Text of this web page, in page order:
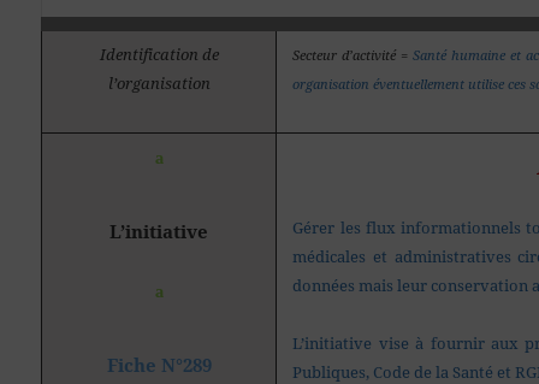
Identification de
l’organisation
Secteur d’activité =Santé humaine et
organisation éventuellement utilise ces
ª
L’initiative
ª
Fiche N°289
Gérer les flux informationnels
médicales et administratives
données mais leur conservation
L’initiative vise à fournir aux
Publiques, Code de la Santé et